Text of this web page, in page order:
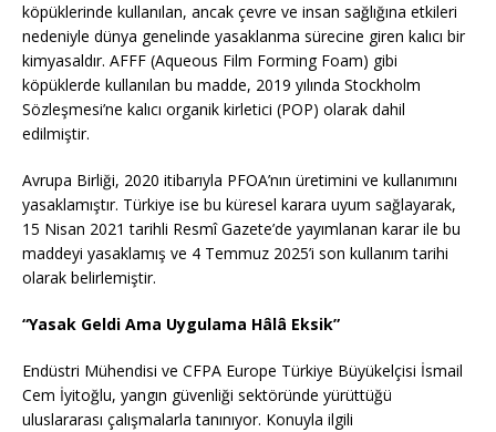
köpüklerinde kullanılan, ancak çevre ve insan sağlığına etkileri
nedeniyle dünya genelinde yasaklanma sürecine giren kalıcı bir
kimyasaldır. AFFF (Aqueous Film Forming Foam) gibi
köpüklerde kullanılan bu madde, 2019 yılında Stockholm
Sözleşmesi’ne kalıcı organik kirletici (POP) olarak dahil
edilmiştir.
Avrupa Birliği, 2020 itibarıyla PFOA’nın üretimini ve kullanımını
yasaklamıştır. Türkiye ise bu küresel karara uyum sağlayarak,
15 Nisan 2021 tarihli Resmî Gazete’de yayımlanan karar ile bu
maddeyi yasaklamış ve 4 Temmuz 2025’i son kullanım tarihi
olarak belirlemiştir.
“Yasak Geldi Ama Uygulama Hâlâ Eksik”
Endüstri Mühendisi ve CFPA Europe Türkiye Büyükelçisi İsmail
Cem İyitoğlu, yangın güvenliği sektöründe yürüttüğü
uluslararası çalışmalarla tanınıyor. Konuyla ilgili